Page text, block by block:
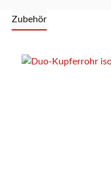
Zubehör